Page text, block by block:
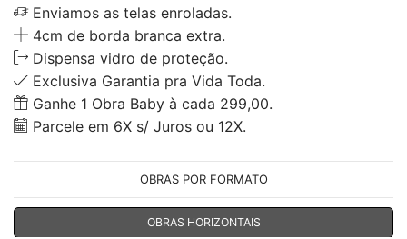
Enviamos as telas enroladas.
4cm de borda branca extra.
Dispensa vidro de proteção.
Exclusiva Garantia pra Vida Toda.
Ganhe 1 Obra Baby à cada 299,00.
Parcele em 6X s/ Juros ou 12X.
OBRAS POR FORMATO
OBRAS HORIZONTAIS